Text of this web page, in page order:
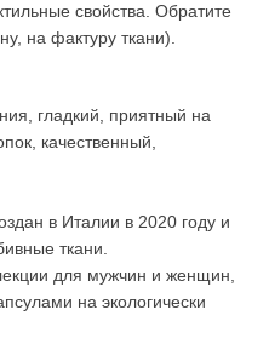
свойства. Обратите
на фактуру ткани).
гладкий, приятный на
качественный,
в Италии в 2020 году и
ткани.
для мужчин и женщин,
на экологически